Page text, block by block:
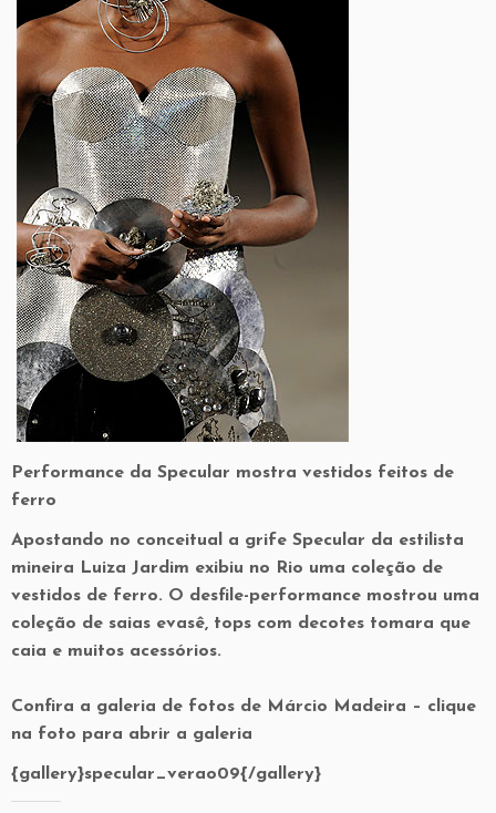
Performance da Specular mostra vestidos feitos de
ferro
Apostando no conceitual a grife Specular da estilista
mineira Luiza Jardim exibiu no Rio uma coleção de
vestidos de ferro. O desfile-performance mostrou uma
coleção de saias evasê, tops com decotes tomara que
caia e muitos acessórios.
Confira a galeria de fotos de Márcio Madeira – clique
na foto para abrir a galeria
{gallery}specular_verao09{/gallery}